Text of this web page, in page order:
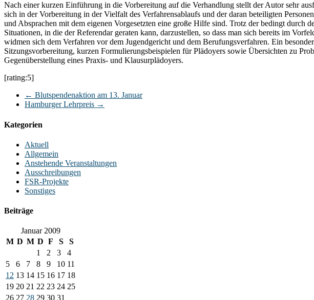
Nach einer kurzen Einführung in die Vorbereitung auf die Verhandlung stellt der Autor sehr
sich in der Vorbereitung in der Vielfalt des Verfahrensablaufs und der daran beteiligten
und Absprachen mit dem eigenen Vorgesetzten eine große Hilfe sind. Trotz der bedingt durch
Situationen, in die der Referendar geraten kann, darzustellen, so dass man sich bereits im
widmen sich dem Verfahren vor dem Jugendgericht und dem Berufungsverfahren. Ein
Sitzungsvorbereitung, kurzen Formulierungsbeispielen für Plädoyers sowie Übersichten zu
Gegenüberstellung eines Praxis- und Klausurplädoyers.
[rating:5]
← Blutspendenaktion am 13. Januar
Hamburger Lehrpreis →
Kategorien
Aktuell
Allgemein
Anstehende Veranstaltungen
Ausschreibungen
FSR-Projekte
Sonstiges
Beiträge
Januar 2009
M D M D F S
S
1
2 3
4
5
6 7 8 9 10 11
12 13 14 15 16 17 18
19 20 21 22 23 24 25
26 27 28 29 30 31